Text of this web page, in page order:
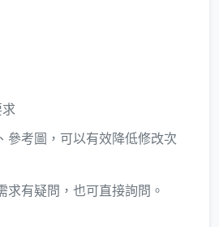
參考圖，可以有效降低修改次
求有疑問，也可直接詢問。